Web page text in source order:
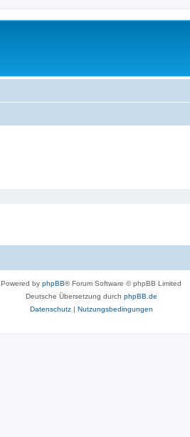
Powered by phpBB® Forum Software © phpBB Limited
Deutsche Übersetzung durch phpBB.de
Datenschutz| Nutzungsbedingungen